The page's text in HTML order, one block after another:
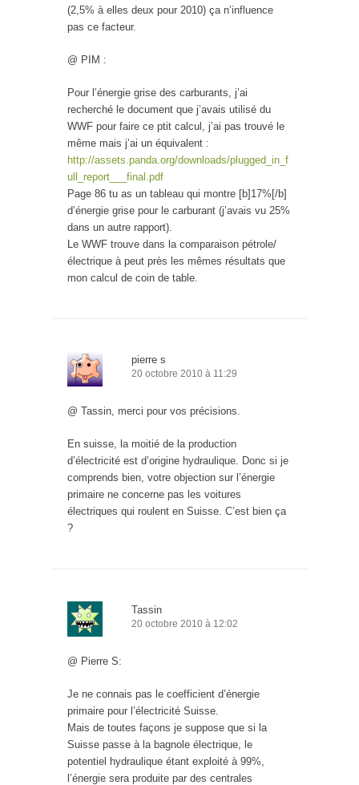
(2,5% à elles deux pour 2010) ça n’influence
pas ce facteur.
@ PIM :
Pour l’énergie grise des carburants, j’ai
recherché le document que j’avais utilisé du
WWF pour faire ce ptit calcul, j’ai pas trouvé le
même mais j’ai un équivalent :
http://assets.panda.org/downloads/plugged_in_f
ull_report___final.pdf
Page 86 tu as un tableau qui montre [b]17%[/b]
d’énergie grise pour le carburant (j’avais vu 25%
dans un autre rapport).
Le WWF trouve dans la comparaison pétrole/
électrique à peut près les mêmes résultats que
mon calcul de coin de table.
pierre s
20 octobre 2010 à 11:29
@ Tassin, merci pour vos précisions.
En suisse, la moitié de la production
d’électricité est d’origine hydraulique. Donc si je
comprends bien, votre objection sur l’énergie
primaire ne concerne pas les voitures
électriques qui roulent en Suisse. C’est bien ça
?
Tassin
20 octobre 2010 à 12:02
@ Pierre S:
Je ne connais pas le coefficient d’énergie
primaire pour l’électricité Suisse.
Mais de toutes façons je suppose que si la
Suisse passe à la bagnole électrique, le
potentiel hydraulique étant exploité à 99%,
l’énergie sera produite par des centrales